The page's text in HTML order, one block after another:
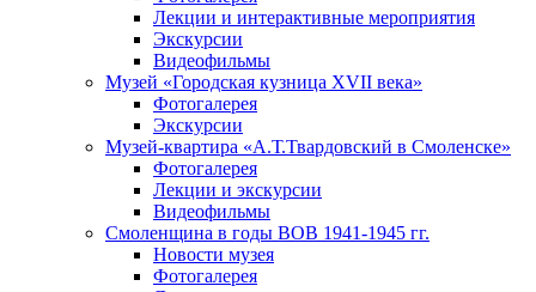
Лекции и интерактивные мероприятия
Экскурсии
Видеофильмы
Музей «Городская кузница XVII века»
Фотогалерея
Экскурсии
Музей-квартира «А.Т.Твардовский в Смоленске»
Фотогалерея
Лекции и экскурсии
Видеофильмы
Смоленщина в годы ВОВ 1941-1945 гг.
Новости музея
Фотогалерея